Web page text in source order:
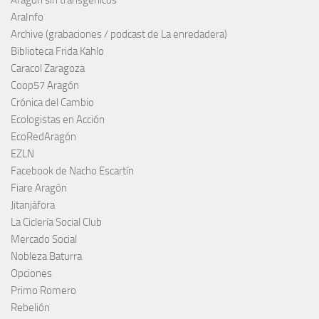
AraInfo
Archive (grabaciones / podcast de La enredadera)
Biblioteca Frida Kahlo
Caracol Zaragoza
Coop57 Aragón
Crónica del Cambio
Ecologistas en Acción
EcoRedAragón
EZLN
Facebook de Nacho Escartín
Fiare Aragón
Jitanjáfora
La Ciclería Social Club
Mercado Social
Nobleza Baturra
Opciones
Primo Romero
Rebelión